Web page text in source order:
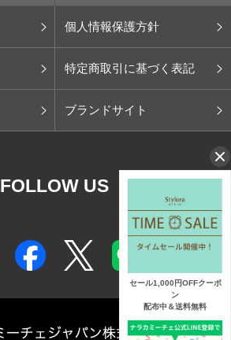
個人情報保護方針
特定商取引に基づく表記
ブランドサイト
FOLLOW US
セール1,000円OFFクーポ
ン
配布中＆送料無料